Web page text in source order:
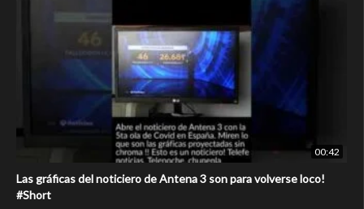
00:42
Las gráficas del noticiero de Antena 3 son para volverse loco!
#Short